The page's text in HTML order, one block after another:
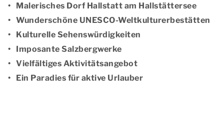
Malerisches Dorf Hallstatt am Hallstättersee
Wunderschöne UNESCO-Weltkulturerbestätten
Kulturelle Sehenswürdigkeiten
Imposante Salzbergwerke
Vielfältiges Aktivitätsangebot
Ein Paradies für aktive Urlauber